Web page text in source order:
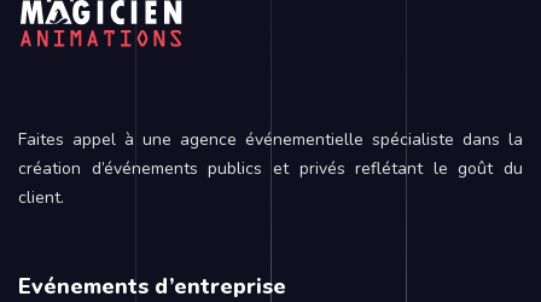
Faites appel à une agence événementielle spécialiste dans la
création d’événements publics et privés reflétant le goût du
client.
Evénements d’entreprise